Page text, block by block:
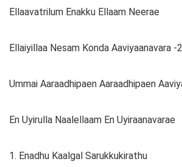
Ellaavatrilum Enakku Ellaam Neerae
Ellaiyillaa Nesam Konda Aaviyaanavara -2
Ummai Aaraadhipaen Aaraadhipaen
En Uyirulla Naalellaam En Uyiraanavarae
1. Enadhu Kaalgal Sarukkukirathu